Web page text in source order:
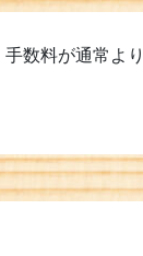
数料が通常より